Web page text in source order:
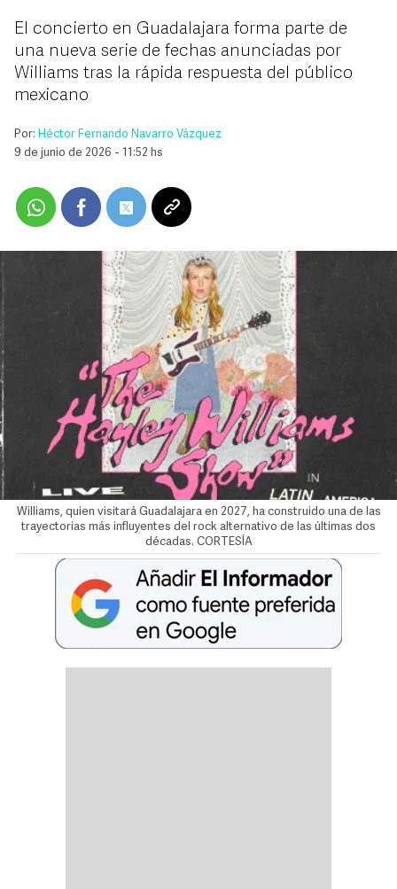
El concierto en Guadalajara forma parte de
una nueva serie de fechas anunciadas por
Williams tras la rápida respuesta del público
mexicano
Por: Héctor Fernando Navarro Vázquez
9 de junio de 2026 - 11:52 hs
Williams, quien visitará Guadalajara en 2027, ha construido una de las
trayectorias más influyentes del rock alternativo de las últimas dos
décadas. CORTESÍA